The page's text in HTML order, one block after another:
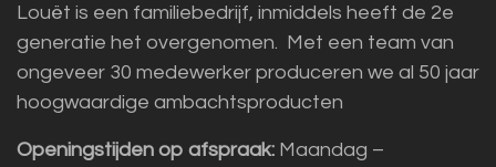
Louët is een familiebedrijf, inmiddels heeft de 2e
generatie het overgenomen. Met een team van
ongeveer 30 medewerker produceren we al 50 jaar
hoogwaardige ambachtsproducten
Openingstijden op afspraak: Maandag –